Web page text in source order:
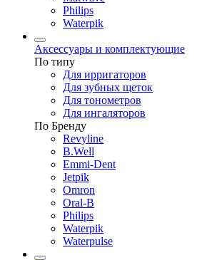
Philips
Waterpik
Аксессуары и комплектующие
По типу
Для ирригаторов
Для зубных щеток
Для тонометров
Для ингаляторов
По Бренду
Revyline
B.Well
Emmi-Dent
Jetpik
Omron
Oral-B
Philips
Waterpik
Waterpulse